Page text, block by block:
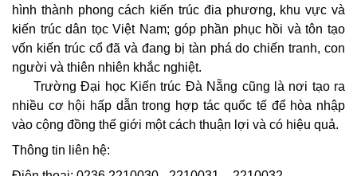
hình thành phong cách kiến trúc đia phương, khu vực và
kiến trúc dân tọc Việt Nam; góp phần phục hồi và tôn tạo
vốn kiến trúc cổ đã và đang bị tàn phá do chiến tranh, con
người và thiên nhiên khắc nghiệt.
Trường Đại học Kiến trúc Đà Nẵng cũng là nơi tạo ra
nhiều cơ hội hấp dẫn trong hợp tác quốc tế để hòa nhập
vào cộng đồng thế giới một cách thuận lợi và có hiệu quả.
Thông tin liên hệ: